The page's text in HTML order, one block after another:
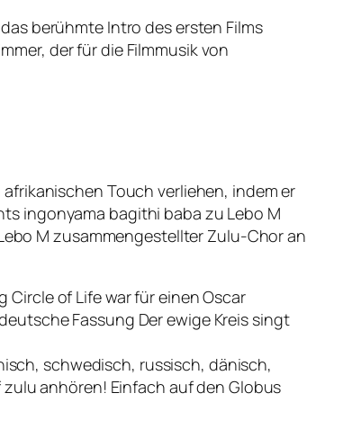
berühmte Intro des ersten Films
der für die Filmmusik von
Touch verliehen, indem er
ingonyama bagithi baba zu Lebo M
M zusammengestellter Zulu-Chor an
Circle of Lifewar für einen Oscar
Fassung Der ewige Kreis singt
schwedisch, russisch, dänisch,
anhören! Einfach auf den Globus